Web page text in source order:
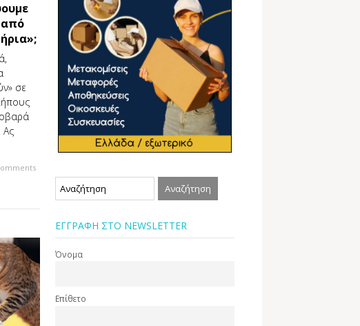
από
σε
Ας
ΕΓΓΡΑΦΗ ΣΤΟ NEWSLETTER
Όνομα
Επίθετο